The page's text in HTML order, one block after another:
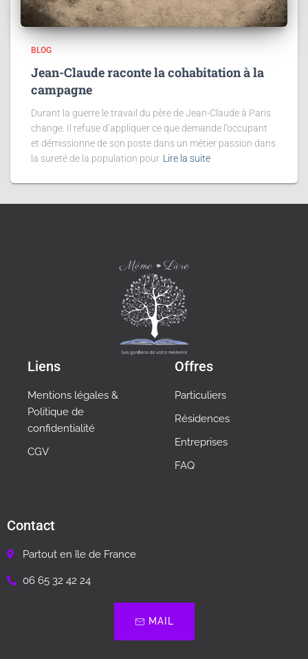
BLOG
Jean-Claude raconte la cohabitation à la
campagne
Durant la guerre le travail du père de Jean-Claude à Paris
change. Il refuse d’appliquer ce que demande l’occupant
et démissionne de son poste dans un métier passion dans
la sureté de la population pour Lire la suite
Liens
Mentions légales &
Politique de
confidentialité
CGV
Offres
Particuliers
Résidences
Entreprises
FAQ
Contact
Partout en île de France
06 65 32 42 24
MAIL